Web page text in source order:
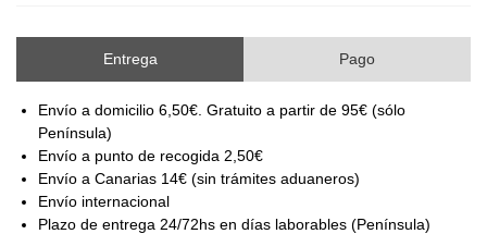
Entrega Pago
Envío a domicilio 6,50€. Gratuito a partir de 95€ (sólo
Península)
Envío a punto de recogida 2,50€
Envío a Canarias 14€ (sin trámites aduaneros)
Envío internacional
Plazo de entrega 24/72hs en días laborables (Península)